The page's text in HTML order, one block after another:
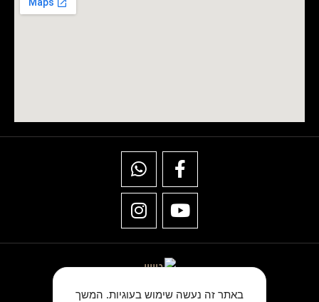
באתר זה נעשה שימוש בעוגיות. המשך